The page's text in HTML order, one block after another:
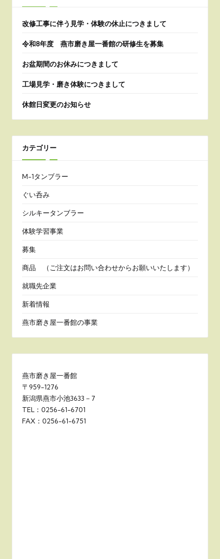
改修工事に伴う見学・体験の休止につきまして
令和8年度 燕市磨き屋一番館の研修生を募集
お盆期間のお休みにつきまして
工場見学・磨き体験につきまして
休館日変更のお知らせ
カテゴリー
M-1タンブラー
ぐい呑み
シルキータンブラー
体験学習事業
募集
商品 （ご注文はお問い合わせからお願いいたします）
就職先企業
新着情報
燕市磨き屋一番館の事業
燕市磨き屋一番館
〒959-1276
新潟県燕市小池3633－7
TEL：0256-61-6701
FAX：0256-61-6751